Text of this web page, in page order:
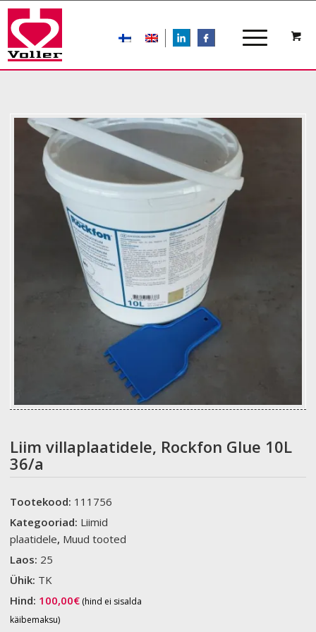
LIn
Liim villaplaatidele, Rockfon Glue 10L
36/a
Tootekood: 111756
Kategooriad: Liimid
plaatidele, Muud tooted
Laos: 25
Ühik: TK
Hind: 100,00€ (hind ei sisalda
käibemaksu)